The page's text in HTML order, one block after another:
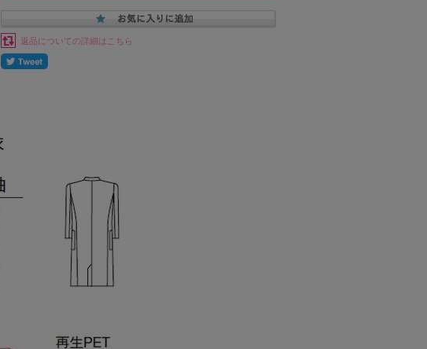
返品についての詳細はこちら